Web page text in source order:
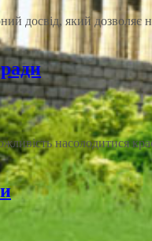
досвід, який дозволяє
насолодитися